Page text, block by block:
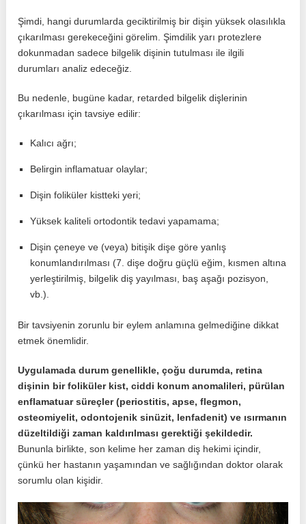
Şimdi, hangi durumlarda geciktirilmiş bir dişin yüksek olasılıkla
çıkarılması gerekeceğini görelim. Şimdilik yarı protezlere
dokunmadan sadece bilgelik dişinin tutulması ile ilgili
durumları analiz edeceğiz.
Bu nedenle, bugüne kadar, retarded bilgelik dişlerinin
çıkarılması için tavsiye edilir:
Kalıcı ağrı;
Belirgin inflamatuar olaylar;
Dişin foliküler kistteki yeri;
Yüksek kaliteli ortodontik tedavi yapamama;
Dişin çeneye ve (veya) bitişik dişe göre yanlış
konumlandırılması (7. dişe doğru güçlü eğim, kısmen altına
yerleştirilmiş, bilgelik diş yayılması, baş aşağı pozisyon,
vb.).
Bir tavsiyenin zorunlu bir eylem anlamına gelmediğine dikkat
etmek önemlidir.
Uygulamada durum genellikle, çoğu durumda, retina
dişinin bir foliküler kist, ciddi konum anomalileri, pürülan
enflamatuar süreçler (periostitis, apse, flegmon,
osteomiyelit, odontojenik sinüzit, lenfadenit) ve ısırmanın
düzeltildiği zaman kaldırılması gerektiği şekildedir.
Bununla birlikte, son kelime her zaman diş hekimi içindir,
çünkü her hastanın yaşamından ve sağlığından doktor olarak
sorumlu olan kişidir.